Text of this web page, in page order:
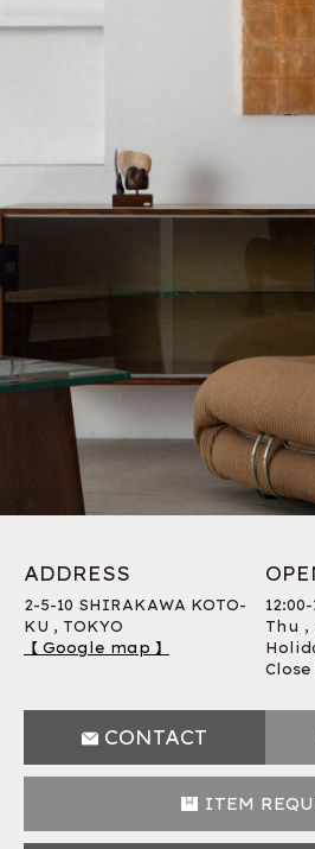
ADDRESS
2-5-10 SHIRAKAWA KOTO-
KU , TOKYO
【 Google map 】
Thu ,
Close
CONTACT
ITEM